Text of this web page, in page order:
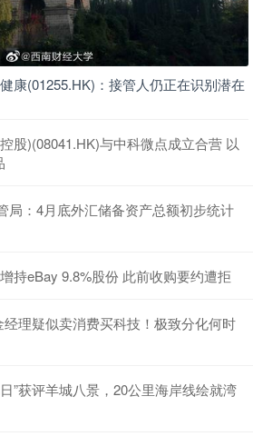
康(01255.HK)：接管人仍正在识别潜在
股)(08041.HK)与中科微点成立合营 以
局：4月底外汇储备资产总额初步统计
持eBay 9.8%股份 此前收购要约遭拒
经理疑似卖消费买科技！极致分化何时
”获评羊城八景，20公里海岸线绘就湾